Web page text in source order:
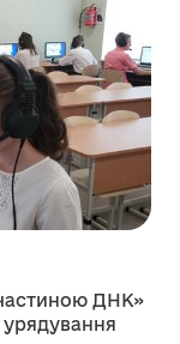
ДНК»
урядування